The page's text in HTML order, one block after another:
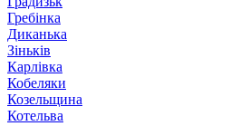
Гребінка
Диканька
Зіньків
Карлівка
Кобеляки
Козельщина
Котельва